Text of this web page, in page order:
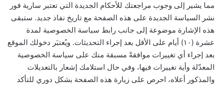
مما يشير إلى وجوب مراجعتك للأحكام الجديدة التي تعتبر سارية فور
نشر السياسة الجديدة على هذه الصفحة مع تاريخ نفاذ جديد. ستبقى
هذه الإشارة موضوعة إلى جانب رابط سياسة الخصوصية لمدة
عشرة (١٠) أيام على الأقل بعد إجراء التحديثات. ويُعتبَر دخولك الموقع
بعد إجراء أي تغييرات موافقةً مسبقة منك على سياسة الخصوصية
المعدّلة وأية تغييرات فيها، وفي حال استلامك إشعار بالتعديلات
والمذكور أعلاه، احرص على زيارة هذه الصفحة بشكل دوري للتأكد